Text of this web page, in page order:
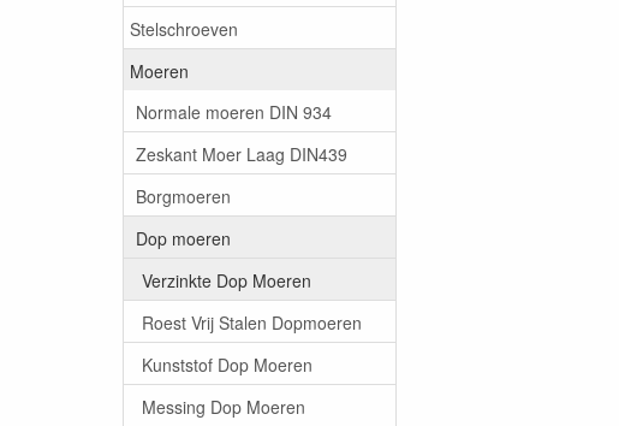
Stelschroeven
Moeren
Normale moeren DIN 934
Zeskant Moer Laag DIN439
Borgmoeren
Dop moeren
Verzinkte Dop Moeren
Roest Vrij Stalen Dopmoeren
Kunststof Dop Moeren
Messing Dop Moeren